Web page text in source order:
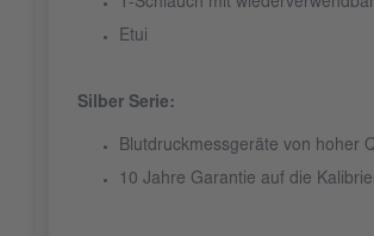
1-Schlauch mit
Etui
Silber Serie:
Blutdruckmessgeräte von hoher
10 Jahre Garantie auf die